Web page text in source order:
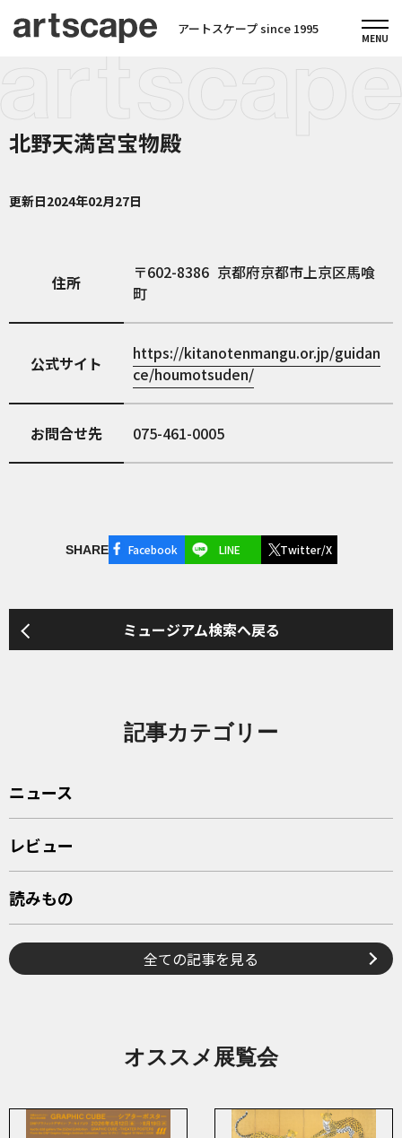
アートスケープ since 1995
北野天満宮宝物殿
更新日2024年02月27日
住所 602-8386 京都府京都市上京区馬喰
町
公式サイト
https://kitanotenmangu.or.jp/guidan
ce/houmotsuden/
お問合せ先 075-461-0005
SHARE Facebook LINE Twitter/X
ミュージアム検索へ戻る
記事カテゴリー
ニュース
レビュー
読みもの
全ての記事を見る
オススメ展覧会